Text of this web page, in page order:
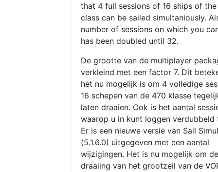
that 4 full sessions of 16 ships of
class can be sailed simultaniously.
number of sessions on which you
has been doubled until 32.
De grootte van de multiplayer
verkleind met een factor 7. Dit
het nu mogelijk is om 4 volledige
16 schepen van de 470 klasse
laten draaien. Ook is het aantal
waarop u in kunt loggen verdubbeld
Er is een nieuwe versie van Sail
(5.1.6.0) uitgegeven met een aantal
wijzigingen. Het is nu mogelijk om de
draaiing van het grootzeil van de